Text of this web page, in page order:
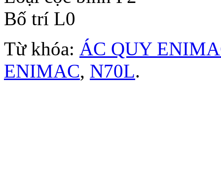
Bố trí L0
Từ khóa: ÁC QUY
ENIMAC, N70L.